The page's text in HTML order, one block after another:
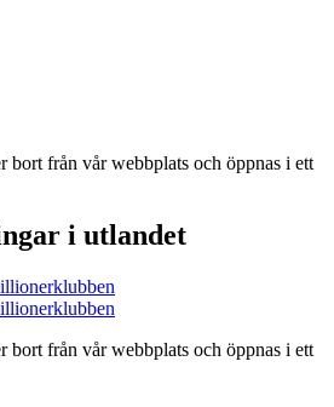
bort från vår webbplats och öppnas i ett
i utlandet
bort från vår webbplats och öppnas i ett